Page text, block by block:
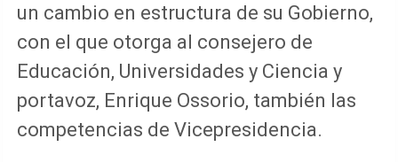
un cambio en estructura de su Gobierno,
con el que otorga al consejero de
Educación, Universidades y Ciencia y
portavoz, Enrique Ossorio, también las
competencias de Vicepresidencia.